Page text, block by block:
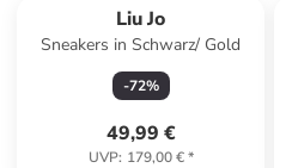
Liu Jo
Sneakers in Schwarz/ Gold
-72%
49,99 €
UVP: 179,00 €*